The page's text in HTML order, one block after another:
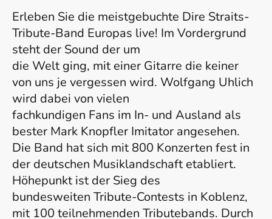
Erleben Sie die meistgebuchte Dire Straits-
Tribute-Band Europas live! Im Vordergrund
steht der Sound der um
die Welt ging, mit einer Gitarre die keiner
von uns je vergessen wird. Wolfgang Uhlich
wird dabei von vielen
fachkundigen Fans im In- und Ausland als
bester Mark Knopfler Imitator angesehen.
Die Band hat sich mit 800 Konzerten fest in
der deutschen Musiklandschaft etabliert.
Höhepunkt ist der Sieg des
bundesweiten Tribute-Contests in Koblenz,
mit 100 teilnehmenden Tributebands. Durch